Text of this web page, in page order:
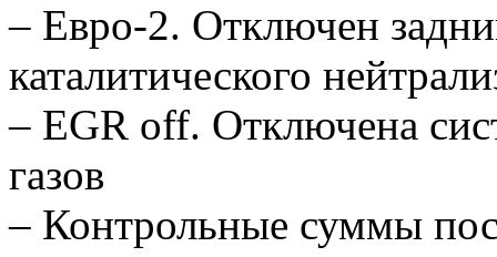
– Евро-2. Отключен
каталитического
– EGR off. Отключена
газов
– Контрольные суммы